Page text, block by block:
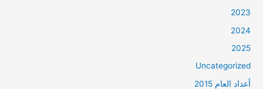
2023
2024
2025
Uncategorized
أعداد العام 2015